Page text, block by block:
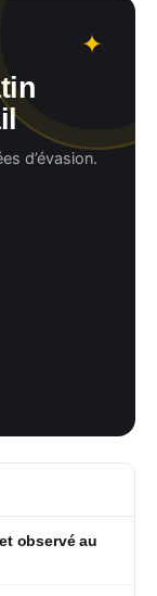
d’évasion.
observé au